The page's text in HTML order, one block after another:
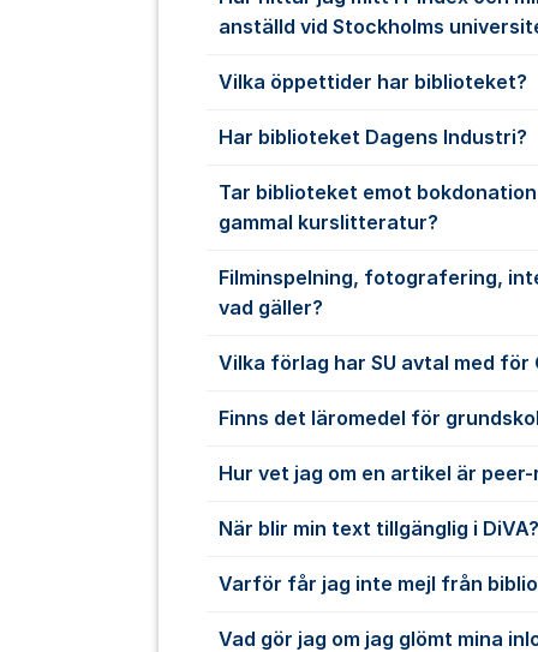
anställd vid Stockholms
Vilka öppettider har biblioteket?
Har biblioteket Dagens Industri?
Tar biblioteket emot
gammal kurslitteratur?
Filminspelning, fotografering,
vad gäller?
Vilka förlag har SU avtal med för
Finns det läromedel för
Hur vet jag om en artikel är
När blir min text tillgänglig i DiVA?
Varför får jag inte mejl från
Vad gör jag om jag glömt mina